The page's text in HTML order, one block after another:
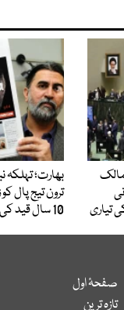
تیاری
بھارت؛
ترون تیج پال
10 سال قید کی سزا
صفحۂ اول
تازہ ترین